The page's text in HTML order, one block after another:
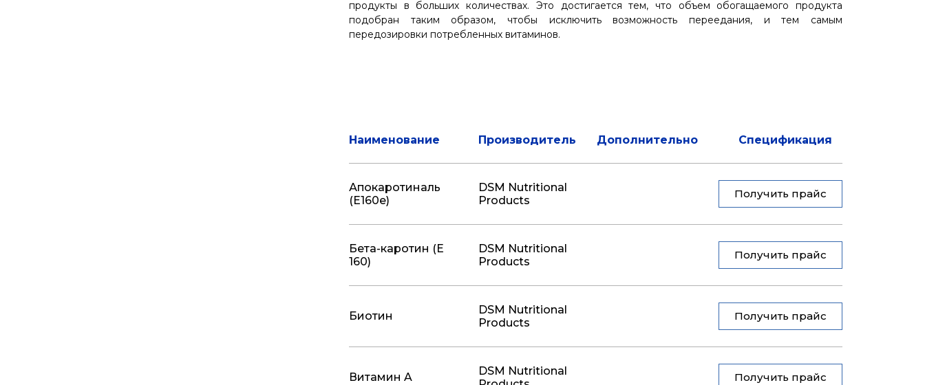
продукты в больших количествах. Это достигается тем, что объем обогащаемого продукта
подобран таким образом, чтобы исключить возможность переедания, и тем самым
передозировки потребленных витаминов.
Наименование Производитель Дополнительно Спецификация
Апокаротиналь
(Е160е)
DSM Nutritional
Products
Получить прайс
Бета-каротин (Е
160)
DSM Nutritional
Products
Получить прайс
Биотин
DSM Nutritional
Products
Получить прайс
Витамин A
DSM Nutritional
Получить прайс